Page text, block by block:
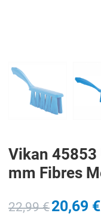
Vikan 45853
mm Fibres
22,99 €20,69 €